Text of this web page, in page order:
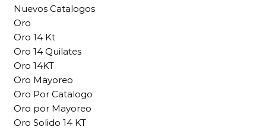
Nuevos Catalogos
Oro
Oro 14 Kt
Oro 14 Quilates
Oro 14KT
Oro Mayoreo
Oro Por Catalogo
Oro por Mayoreo
Oro Solido 14 KT